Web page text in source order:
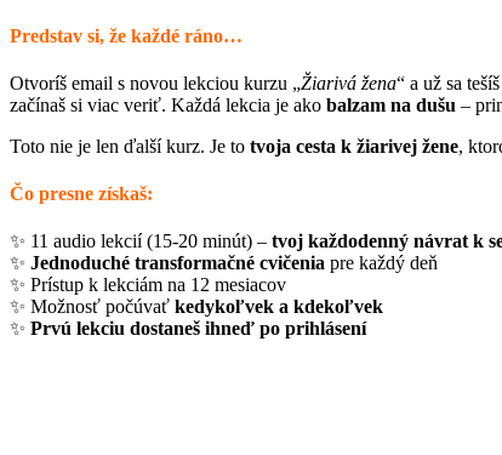
Predstav si, že každé ráno…
Otvoríš email s novou lekciou kurzu „Žiarivá žena“ a už sa
začínaš si viac veriť. Každá lekcia je ako balzam na dušu –
Toto nie je len ďalší kurz. Je to tvoja cesta k žiarivej žene,
Čo presne získaš:
✨ 11 audio lekcií (15-20 minút) – tvoj každodenný návrat k
✨ Jednoduché transformačné cvičenia pre každý deň
✨ Prístup k lekciám na 12 mesiacov
✨ Možnosť počúvať kedykoľvek a kdekoľvek
✨ Prvú lekciu dostaneš ihneď po prihlásení